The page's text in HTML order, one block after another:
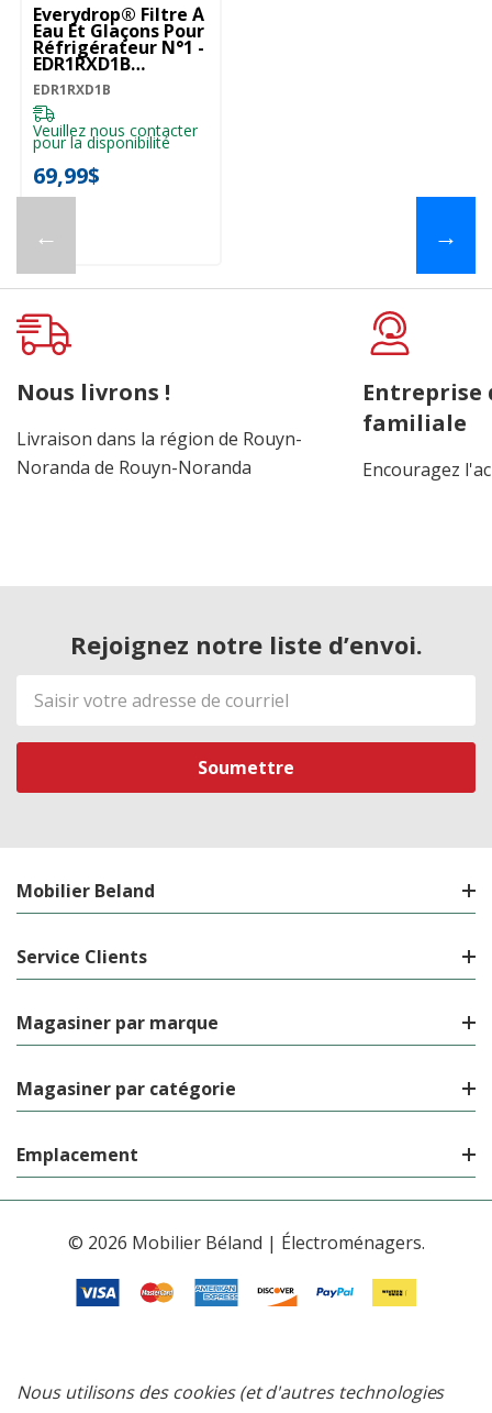
←
Everydrop® Filtre À
Eau Et Glaçons Pour
Réfrigérateur N°1 -
EDR1RXD1B
EDR1RXD1B
EDR1RXD1B
Veuillez nous contacter
pour la disponibilité
69,99$
→
Nous livrons !
Livraison dans la région de Rouyn-
Noranda de Rouyn-Noranda
Entreprise
familiale
Encouragez
Rejoignez notre liste d’envoi.
Adresse
de
courriel
Mobilier Beland
Service Clients
Magasiner par marque
Magasiner par catégorie
Emplacement
© 2026 Mobilier Béland | Électroménagers.
Nous utilisons des cookies (et d'autres technologies